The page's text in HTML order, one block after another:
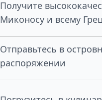
Получите
Миконосу и всему
Отправьтесь в
распоряжении